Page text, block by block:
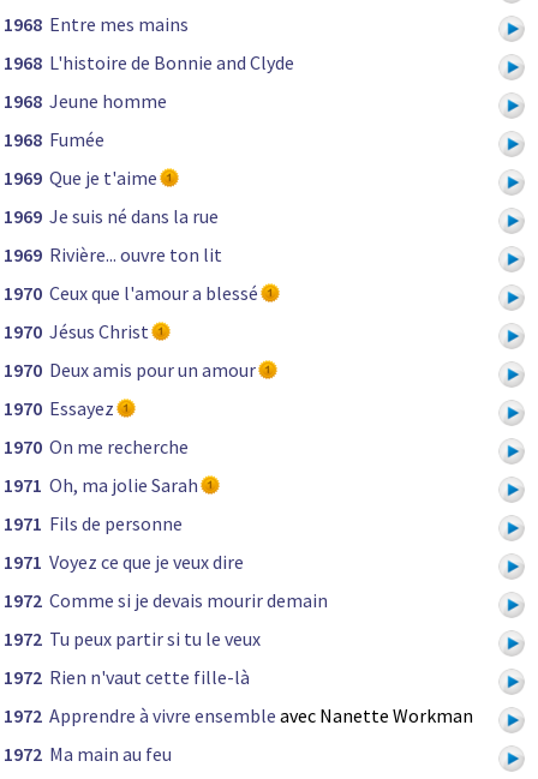
1968 Entre mes mains
1968 L'histoire de Bonnie and Clyde
1968 Jeune homme
1968 Fumée
1969 Que je t'aime
1969 Je suis né dans la rue
1969 Rivière... ouvre ton lit
1970 Ceux que l'amour a blessé
1970 Jésus Christ
1970 Deux amis pour un amour
1970 Essayez
1970 On me recherche
1971 Oh, ma jolie Sarah
1971 Fils de personne
1971 Voyez ce que je veux dire
1972 Comme si je devais mourir demain
1972 Tu peux partir si tu le veux
1972 Rien n'vaut cette fille-là
1972 Apprendre à vivre ensemble avec Nanette Workman
1972 Ma main au feu